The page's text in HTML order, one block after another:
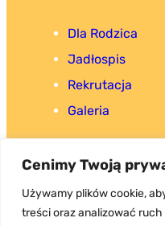
Cenimy Twoją
Używamy plików cookie,
treści oraz analizować
Dla Rodzica
Jadłospis
Rekrutacja
Galeria
Copyright 2025.